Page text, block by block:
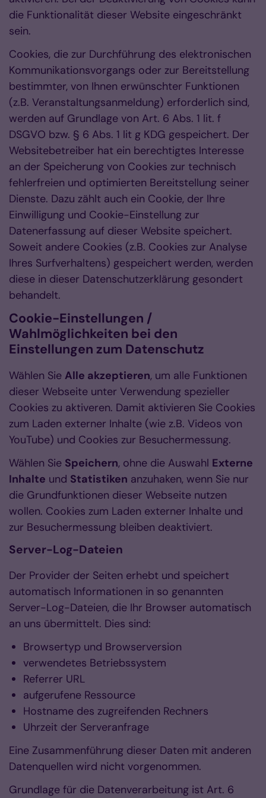
die Funktionalität dieser Website eingeschränkt
sein.
Cookies, die zur Durchführung des elektronischen
Kommunikationsvorgangs oder zur Bereitstellung
bestimmter, von Ihnen erwünschter Funktionen
(z.B. Veranstaltungsanmeldung) erforderlich sind,
werden auf Grundlage von Art. 6 Abs. 1 lit. f
DSGVO bzw. § 6 Abs. 1 lit g KDG gespeichert. Der
Websitebetreiber hat ein berechtigtes Interesse
an der Speicherung von Cookies zur technisch
fehlerfreien und optimierten Bereitstellung seiner
Dienste. Dazu zählt auch ein Cookie, der Ihre
Einwilligung und Cookie-Einstellung zur
Datenerfassung auf dieser Website speichert.
Soweit andere Cookies (z.B. Cookies zur Analyse
Ihres Surfverhaltens) gespeichert werden, werden
diese in dieser Datenschutzerklärung gesondert
behandelt.
Cookie-Einstellungen /
Wahlmöglichkeiten bei den
Einstellungen zum Datenschutz
Wählen Sie Alle akzeptieren, um alle Funktionen
dieser Webseite unter Verwendung spezieller
Cookies zu aktiveren. Damit aktivieren Sie Cookies
zum Laden externer Inhalte (wie z.B. Videos von
YouTube) und Cookies zur Besuchermessung.
Wählen Sie Speichern, ohne die Auswahl Externe
Inhalte und Statistiken anzuhaken, wenn Sie nur
die Grundfunktionen dieser Webseite nutzen
wollen. Cookies zum Laden externer Inhalte und
zur Besuchermessung bleiben deaktiviert.
Server-Log-Dateien
Der Provider der Seiten erhebt und speichert
automatisch Informationen in so genannten
Server-Log-Dateien, die Ihr Browser automatisch
an uns übermittelt. Dies sind:
Browsertyp und Browserversion
verwendetes Betriebssystem
Referrer URL
aufgerufene Ressource
Hostname des zugreifenden Rechners
Uhrzeit der Serveranfrage
Eine Zusammenführung dieser Daten mit anderen
Datenquellen wird nicht vorgenommen.
Grundlage für die Datenverarbeitung ist Art. 6